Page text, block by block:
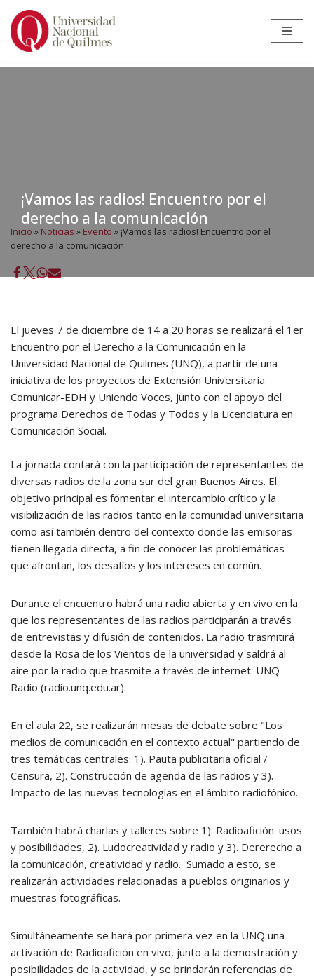
Ir
¡Vamos las radios! Encuentro por el
derecho a la comunicación
Inicio » Noticias » Evento » ¡Vamos las radios! Encuentro por el
derecho a la comunicación
El jueves 7 de diciembre de 14 a 20 horas se realizará el 1er
Encuentro por el Derecho a la Comunicación en la
Universidad Nacional de Quilmes (UNQ), a partir de una
iniciativa de los proyectos de Extensión Universitaria
Comunicar-EDH y Uniendo Voces, junto con el apoyo del
programa Derechos de Todas y Todos y la Licenciatura en
Comunicación Social.
La jornada contará con la participación de representantes de
diversas radios de la zona sur del gran Buenos Aires. El
objetivo principal es fomentar el intercambio crítico y la
visibilización de las radios tanto en la comunidad universitaria
como así también dentro del contexto donde las emisoras
tienen llegada directa, a fin de conocer las problemáticas
que afrontan, los desafíos y los intereses en común.
Durante el encuentro habrá una radio abierta y en vivo en la
que los representantes de las radios participarán a través
de entrevistas y difusión de contenidos. La radio trasmitirá
desde la Rosa de los Vientos de la universidad y saldrá al
aire por la radio que trasmite a través de internet: UNQ
Radio (radio.unq.edu.ar).
En el aula 22, se realizarán mesas de debate sobre "Los
medios de comunicación en el contexto actual" partiendo de
tres temáticas centrales: 1). Pauta publicitaria oficial /
Censura, 2). Construcción de agenda de las radios y 3).
Impacto de las nuevas tecnologías en el ámbito radiofónico.
También habrá charlas y talleres sobre 1). Radioafición: usos
y posibilidades, 2). Ludocreatividad y radio y 3). Dererecho a
la comunicación, creatividad y radio. Sumado a esto, se
realizarán actividades relacionadas a pueblos originarios y
muestras fotográficas.
Simultáneamente se hará por primera vez en la UNQ una
activación de Radioafición en vivo, junto a la demostración y
posibilidades de la actividad, y se brindarán referencias de